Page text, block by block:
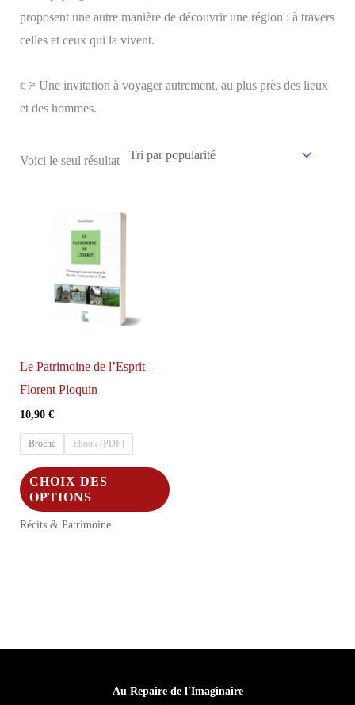
proposent une autre manière de découvrir une région : à travers
celles et ceux qui la vivent.
👉 Une invitation à voyager autrement, au plus près des lieux
et des hommes.
Voici le seul résultat
Le Patrimoine de l’Esprit –
Florent Ploquin
10,90 €
Broché Ebook (PDF)
CHOIX DES
OPTIONS
produit
Récits & Patrimoine
Au Repaire de l'Imaginaire